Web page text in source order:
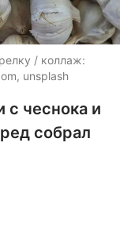
/ коллаж:
unsplash
с чеснока и
собрал